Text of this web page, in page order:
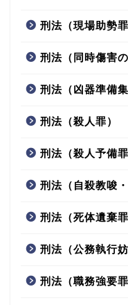
刑法（現場助勢罪
刑法（同時傷害の
刑法（凶器準備
刑法（殺人罪）
刑法（殺人予備罪
刑法（自殺教唆
刑法（死体遺棄罪
刑法（公務執行妨
刑法（職務強要